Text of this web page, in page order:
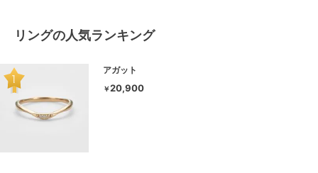
リングの人気ランキング
アガット
￥20,900